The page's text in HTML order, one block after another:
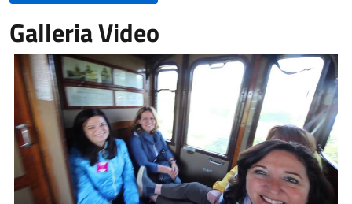
Galleria Video